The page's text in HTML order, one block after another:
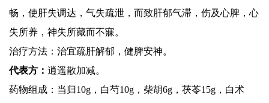
畅，使肝失调达，气失疏泄，而致肝郁气滞，伤及心脾，心
失所养，神失所藏而不寐。
治疗方法：治宜疏肝解郁，健脾安神。
代表方： 逍遥散加减。
药物组成：当归10g，白芍10g，柴胡6g，茯苓15g，白术